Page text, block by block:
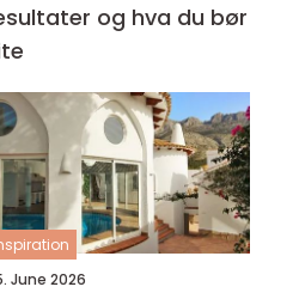
og hva du bør
June 2026